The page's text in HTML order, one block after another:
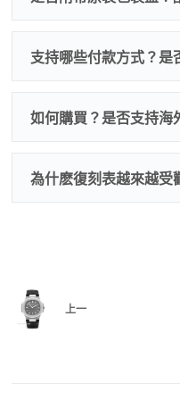
質檢查
度、錶帶等部位是
是否有異音，再根
給您確認，確定沒
我們默認會提供普
以找我們搭配，選
如是鋼帶手錶會贈
注：部分原裝盒子
支持哪些付款方式？是
交
如何購買？是否支持海
為什麽復刻表越來越受
：以
同外觀與佩戴質感
上一